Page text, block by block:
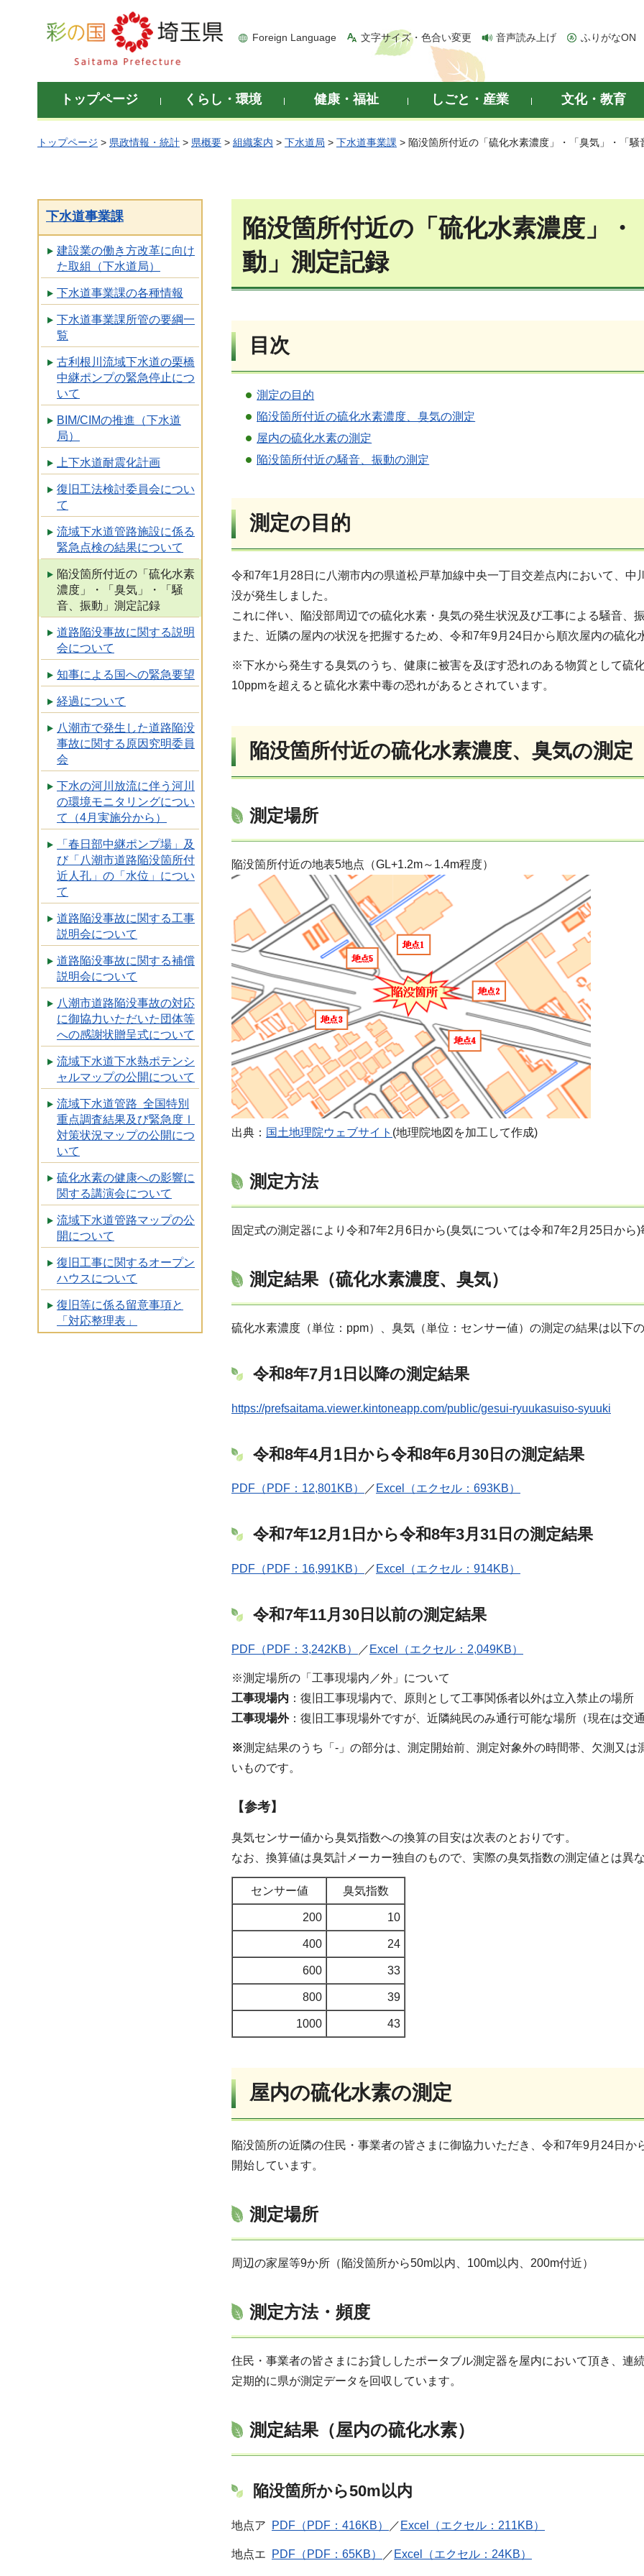
彩の国 埼玉県
Foreign Language 文字サイズ・色合い変更 音声読み上げ ふりがなON
トップページ くらし・環境 健康・福祉 しごと・産業 文化・教育
トップページ > 県政情報・統計 > 県概要 > 組織案内 > 下水道局 > 下水道事業課 > 陥没箇所付近の「硫化水素濃度」・「臭気」・「騒
下水道事業課
建設業の働き方改革に向け
た取組（下水道局）
下水道事業課の各種情報
下水道事業課所管の要綱一
覧
古利根川流域下水道の栗橋
中継ポンプの緊急停止につ
いて
BIM/CIMの推進（下水道
局）
上下水道耐震化計画
復旧工法検討委員会につい
て
流域下水道管路施設に係る
緊急点検の結果について
陥没箇所付近の「硫化水素
濃度」・「臭気」・「騒
音、振動」測定記録
道路陥没事故に関する説明
会について
知事による国への緊急要望
経過について
八潮市で発生した道路陥没
事故に関する原因究明委員
会
下水の河川放流に伴う河川
の環境モニタリングについ
て（4月実施分から）
「春日部中継ポンプ場」及
び「八潮市道路陥没箇所付
近人孔」の「水位」につい
て
道路陥没事故に関する工事
説明会について
道路陥没事故に関する補償
説明会について
八潮市道路陥没事故の対応
に御協力いただいた団体等
への感謝状贈呈式について
流域下水道下水熱ポテンシ
ャルマップの公開について
流域下水道管路 全国特別
重点調査結果及び緊急度Ⅰ
対策状況マップの公開につ
いて
硫化水素の健康への影響に
関する講演会について
流域下水道管路マップの公
開について
復旧工事に関するオープン
ハウスについて
復旧等に係る留意事項と
「対応整理表」
陥没箇所付近の「硫化水素濃度」
動」測定記録
目次
測定の目的
陥没箇所付近の硫化水素濃度、臭気の測定
屋内の硫化水素の測定
陥没箇所付近の騒音、振動の測定
測定の目的
令和7年1月28日に八潮市内の県道松戸草加線中央一丁目交差点内において、
没が発生しました。
これに伴い、陥没部周辺での硫化水素・臭気の発生状況及び工事による騒音、
また、近隣の屋内の状況を把握するため、令和7年9月24日から順次屋内の硫化
※下水から発生する臭気のうち、健康に被害を及ぼす恐れのある物質として硫
10ppmを超えると硫化水素中毒の恐れがあるとされています。
陥没箇所付近の硫化水素濃度、臭気の測定
測定場所
陥没箇所付近の地表5地点（GL+1.2m～1.4m程度）
出典： 国土地理院ウェブサイト (地理院地図を加工して作成)
測定方法
固定式の測定器により令和7年2月6日から(臭気については令和7年2月25日から)
測定結果（硫化水素濃度、臭気）
硫化水素濃度（単位：ppm）、臭気（単位：センサー値）の測定の結果は以下の
令和8年7月1日以降の測定結果
https://prefsaitama.viewer.kintoneapp.com/public/gesui-ryuukasuiso-syuuki
令和8年4月1日から令和8年6月30日の測定結果
PDF（PDF：12,801KB） ／ Excel（エクセル：693KB）
令和7年12月1日から令和8年3月31日の測定結果
PDF（PDF：16,991KB） ／ Excel（エクセル：914KB）
令和7年11月30日以前の測定結果
PDF（PDF：3,242KB） ／ Excel（エクセル：2,049KB）
※測定場所の「工事現場内／外」について
工事現場内 ：復旧工事現場内で、原則として工事関係者以外は立入禁止の場所
工事現場外：復旧工事現場外ですが、近隣純民のみ通行可能な場所（現在は交
※測定結果のうち「-」の部分は、測定開始前、測定対象外の時間帯、欠測又
いものです。
【参考】
臭気センサー値から臭気指数への換算の目安は次表のとおりです。
なお、換算値は臭気計メーカー独自のもので、実際の臭気指数の測定値とは異な
センサー値 臭気指数
200 10
400 24
600 33
800 39
1000 43
屋内の硫化水素の測定
陥没箇所の近隣の住民・事業者の皆さまに御協力いただき、令和7年9月24日
開始しています。
測定場所
周辺の家屋等9か所（陥没箇所から50m以内、100m以内、200m付近）
測定方法・頻度
住民・事業者の皆さまにお貸ししたポータブル測定器を屋内において頂き、連
定期的に県が測定データを回収しています。
測定結果（屋内の硫化水素）
陥没箇所から50m以内
地点ア PDF（PDF：416KB） ／ Excel（エクセル：211KB）
地点エ PDF（PDF：65KB） ／ Excel（エクセル：24KB）